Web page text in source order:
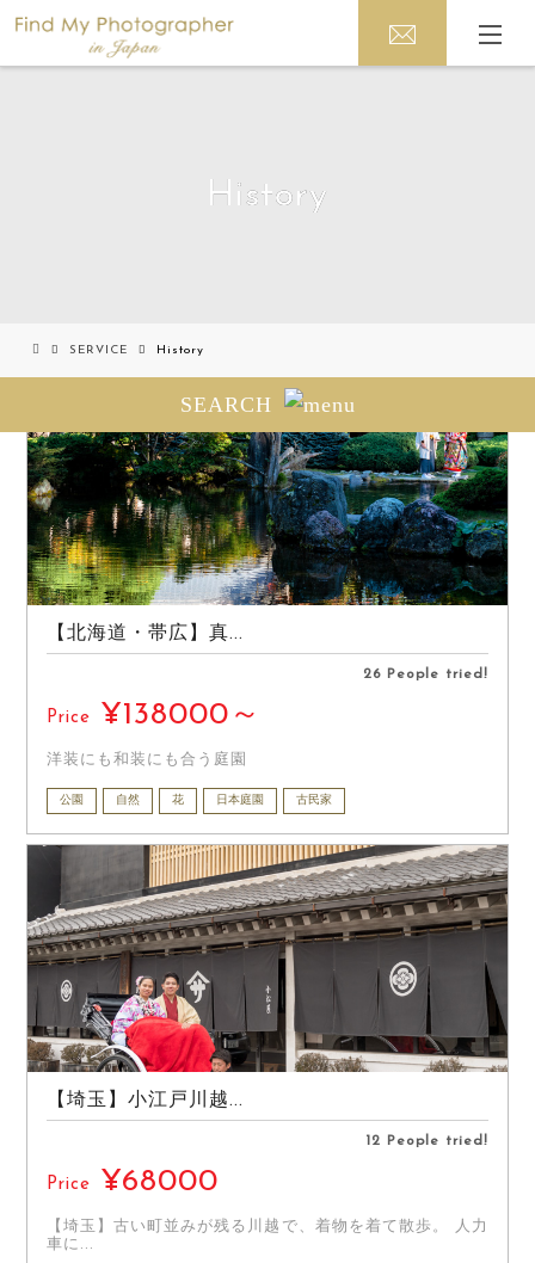
History
SERVICE History
【北海道・帯広】真...
26 People tried!
Price ¥138000～
洋装にも和装にも合う庭園
公園 自然 花 日本庭園 古民家
【埼玉】小江戸川越...
12 People tried!
Price ¥68000
【埼玉】古い町並みが残る川越で、着物を着て散歩。 人力
車に...
SEARCH